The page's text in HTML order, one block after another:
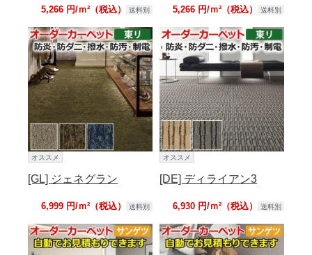
5,266 円/ｍ²（税込） 送料別 5,266 円/ｍ²（税込） 送料別
オススメ
[GL] ジェネグラン
6,999 円/ｍ²（税込） 送料別
オススメ
[DE] ディライアン3
6,930 円/ｍ²（税込） 送料別